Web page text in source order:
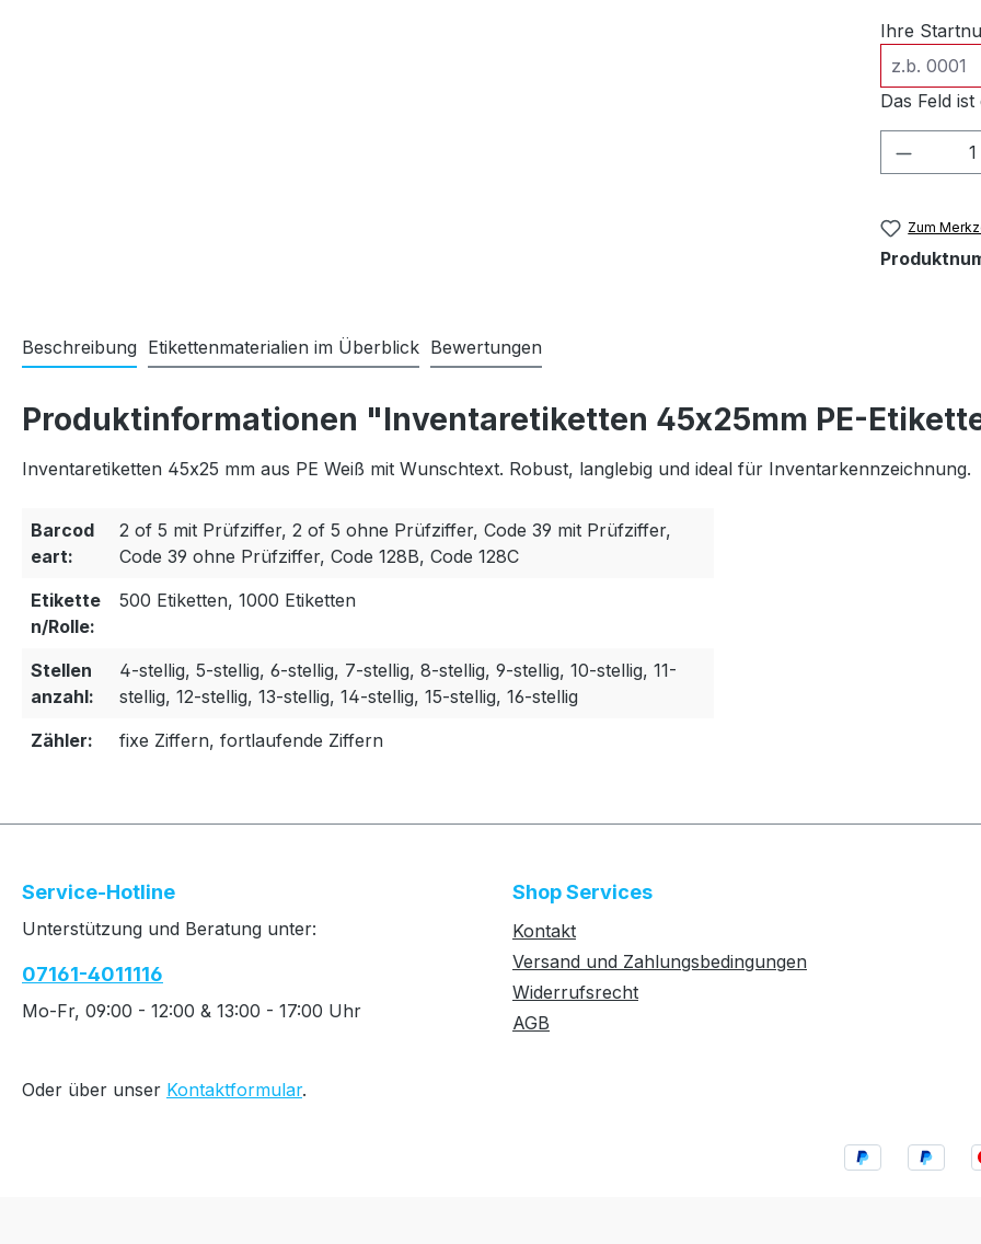
Ihre
Das Feld
Zum
Beschreibung Etikettenmaterialien im Überblick Bewertungen
Produktinformationen "Inventaretiketten 45x25mm PE-
Inventaretiketten 45x25 mm aus PE Weiß mit Wunschtext. Robust, langlebig und ideal für Inventarkennzeichnung.
Barcod
eart:
2 of 5 mit Prüfziffer, 2 of 5 ohne Prüfziffer, Code 39 mit Prüfziffer,
Code 39 ohne Prüfziffer, Code 128B, Code 128C
Etikette
n/Rolle:
500 Etiketten, 1000 Etiketten
Stellen
anzahl:
4-stellig, 5-stellig, 6-stellig, 7-stellig, 8-stellig, 9-stellig, 10-stellig, 11-
stellig, 12-stellig, 13-stellig, 14-stellig, 15-stellig, 16-stellig
Zähler:
fixe Ziffern, fortlaufende Ziffern
Service-Hotline
Unterstützung und Beratung unter:
07161-4011116
Mo-Fr, 09:00 - 12:00 & 13:00 - 17:00 Uhr
Oder über unser Kontaktformular.
Shop Services
Kontakt
Versand und Zahlungsbedingungen
Widerrufsrecht
AGB